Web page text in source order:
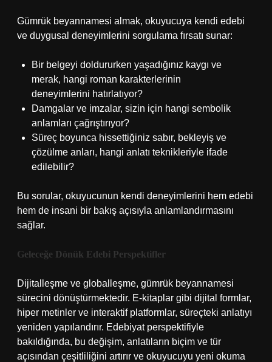
Gümrük beyannamesi almak, okuyucuya kendi edebi
ve duygusal deneyimlerini sorgulama fırsatı sunar:
Bir belgeyi doldururken yaşadığınız kaygı ve
merak, hangi roman karakterlerinin
deneyimlerini hatırlatıyor?
Damgalar ve imzalar, sizin için hangi sembolik
anlamları çağrıştırıyor?
Süreç boyunca hissettiğiniz sabır, bekleyiş ve
çözülme anları, hangi anlatı teknikleriyle ifade
edilebilir?
Bu sorular, okuyucunun kendi deneyimlerini hem edebi
hem de insani bir bakış açısıyla anlamlandırmasını
sağlar.
Geleceğe Dönük Edebi Perspektifler
Dijitalleşme ve globalleşme, gümrük beyannamesi
sürecini dönüştürmektedir. E-kitaplar gibi dijital formlar,
hiper metinler ve interaktif platformlar, süreçteki anlatıyı
yeniden yapılandırır. Edebiyat perspektifiyle
bakıldığında, bu değişim, anlatıların biçim ve tür
açısından çeşitliliğini artırır ve okuyucuyu yeni okuma